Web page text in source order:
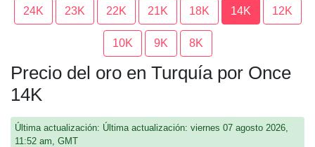
24K 23K 22K 21K 18K 14K 12K
10K 9K 8K
Precio del oro en Turquía por Once
14K
Última actualización: Última actualización: viernes 07 agosto 2026,
11:52 am, GMT